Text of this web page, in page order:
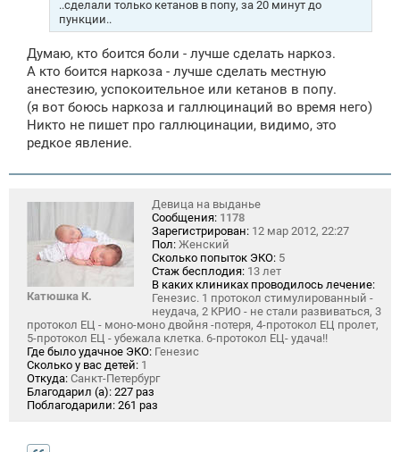
..сделали только кетанов в попу, за 20 минут до
пункции..
Думаю, кто боится боли - лучше сделать наркоз.
А кто боится наркоза - лучше сделать местную
анестезию, успокоительное или кетанов в попу.
(я вот боюсь наркоза и галлюцинаций во время него)
Никто не пишет про галлюцинации, видимо, это
редкое явление.
Катюшка К.
Девица на выданье
Сообщения: 1178
Зарегистрирован: 12 мар 2012, 22:27
Пол: Женский
Сколько попыток ЭКО: 5
Стаж бесплодия: 13 лет
В каких клиниках проводилось лечение:
Генезис. 1 протокол стимулированный -
неудача, 2 КРИО - не стали развиваться, 3
протокол ЕЦ - моно-моно двойня -потеря, 4-протокол ЕЦ пролет,
5-протокол ЕЦ - убежала клетка. 6-протокол ЕЦ- удача!!
Где было удачное ЭКО: Генезис
Сколько у вас детей: 1
Откуда: Санкт-Петербург
Благодарил (а): 227 раз
Поблагодарили: 261 раз